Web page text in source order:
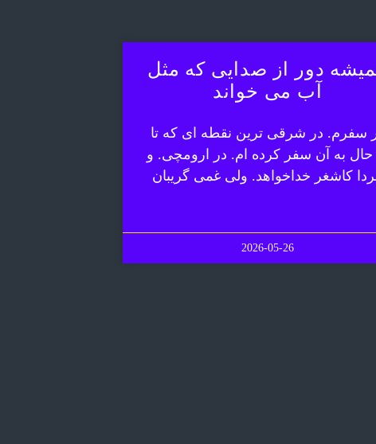
دور از صدایی که مثل
آب می خواند
سفرم. در شرقی ترین نقطه ای که تا
حال به آن سفر کرده ام. در ارومچی. و
کاشغر خداخواهد. ولی غمی گریبان
2026-05-26